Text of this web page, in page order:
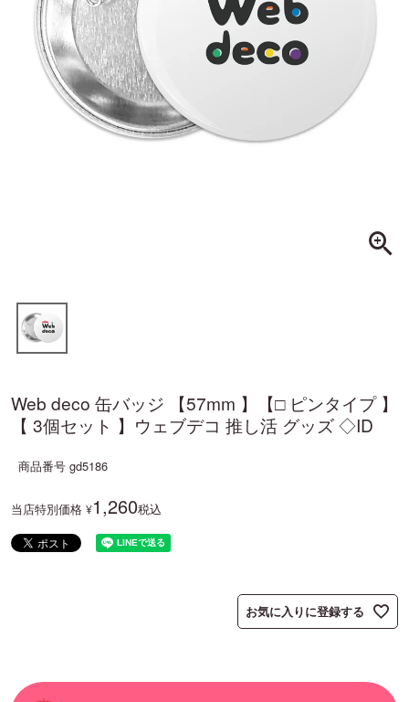
Web deco 缶バッジ 【57mm 】【□ ピンタイプ 】
【 3個セット 】ウェブデコ 推し活 グッズ ◇ID
商品番号 gd5186
当店特別価格 ¥1,260税込
お気に入りに登録する